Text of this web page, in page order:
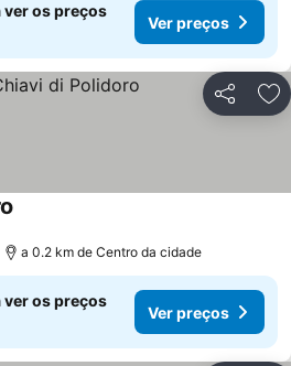
ver os preços
Ver preços
Partilhar
a 0.2 km de Centro da cidade
ver os preços
Ver preços